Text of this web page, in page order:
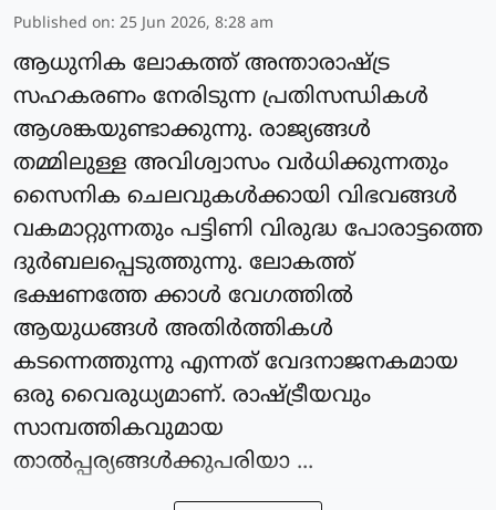
Published on: 25 Jun 2026, 8:28 am
ആധുനിക ലോകത്ത് അന്താരാഷ്ട്ര
സഹകരണം നേരിടുന്ന പ്രതിസന്ധികള്‍
ആശങ്കയുണ്ടാക്കുന്നു. രാജ്യങ്ങള്‍
തമ്മിലുള്ള അവിശ്വാസം വർധിക്കുന്നതും
സൈനിക ചെലവുകള്‍ക്കായി വിഭവങ്ങള്‍
വകമാറ്റുന്നതും പട്ടിണി വിരുദ്ധ പോരാട്ടത്തെ
ദുര്‍ബലപ്പെടുത്തുന്നു. ലോകത്ത്
ഭക്ഷണത്തേ ക്കാള്‍ വേഗത്തില്‍
ആയുധങ്ങള്‍ അതിര്‍ത്തികള്‍
കടന്നെത്തുന്നു എന്നത് വേദനാജനകമായ
ഒരു വൈരുധ്യമാണ്. രാഷ്ട്രീയവും
സാമ്പത്തികവുമായ
താല്‍പ്പര്യങ്ങള്‍ക്കുപരിയാ ...